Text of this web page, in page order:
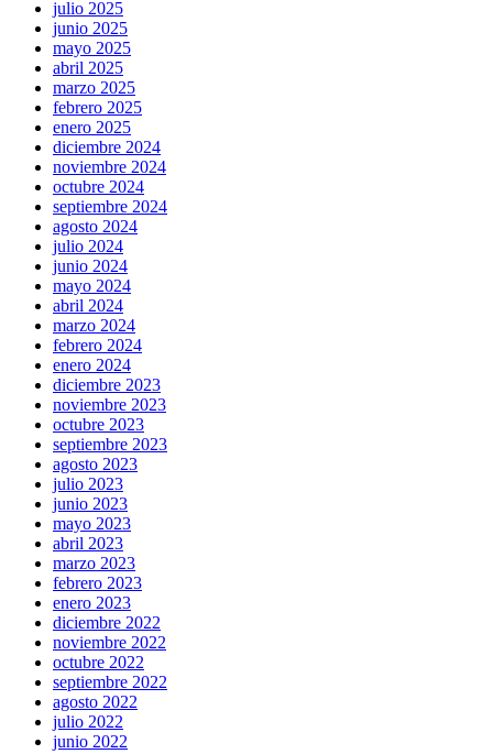
julio 2025
junio 2025
mayo 2025
abril 2025
marzo 2025
febrero 2025
enero 2025
diciembre 2024
noviembre 2024
octubre 2024
septiembre 2024
agosto 2024
julio 2024
junio 2024
mayo 2024
abril 2024
marzo 2024
febrero 2024
enero 2024
diciembre 2023
noviembre 2023
octubre 2023
septiembre 2023
agosto 2023
julio 2023
junio 2023
mayo 2023
abril 2023
marzo 2023
febrero 2023
enero 2023
diciembre 2022
noviembre 2022
octubre 2022
septiembre 2022
agosto 2022
julio 2022
junio 2022